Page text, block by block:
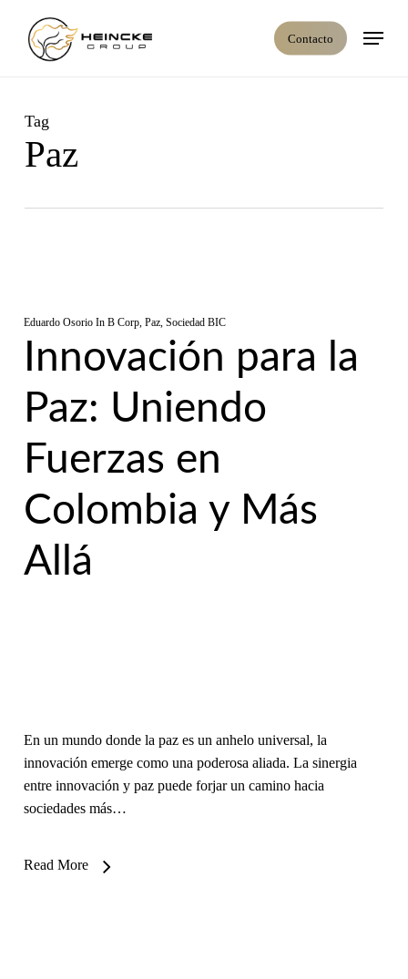
Contacto
Menú
Tag
Paz
Eduardo Osorio In B Corp, Paz, Sociedad BIC
Innovación para la
Paz: Uniendo
Fuerzas en
Colombia y Más
Allá
En un mundo donde la paz es un anhelo universal, la
innovación emerge como una poderosa aliada. La sinergia
entre innovación y paz puede forjar un camino hacia
sociedades más…
Read More